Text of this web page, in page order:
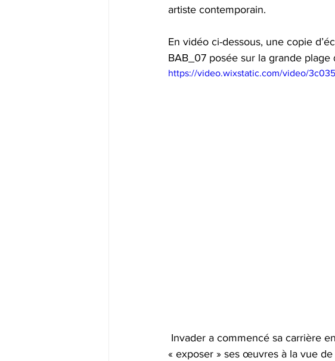
artiste contemporain.
En vidéo ci-dessous, une copie
BAB_07 posée sur la grande plage
https://video.wixstatic.com/video/
« exposer » ses œuvres à la vue